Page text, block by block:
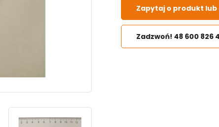
Zapytaj o produkt lub
Zadzwoń! 48 600 826